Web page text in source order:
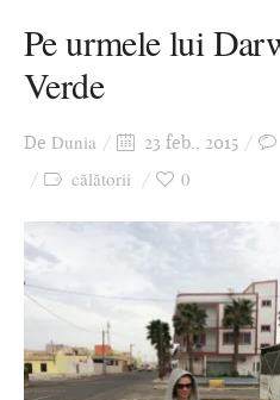
Pe urmele lui
Verde
De Dunia 23 feb., 2015
călătorii
0